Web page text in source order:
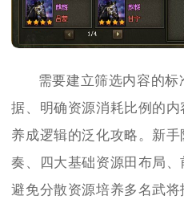
需要建立筛选内容的
据、明确资源消耗比例的
养成逻辑的泛化攻略。新
奏、四大基础资源田布局、
避免分散资源培养多名武